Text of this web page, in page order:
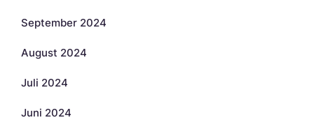
September 2024
August 2024
Juli 2024
Juni 2024